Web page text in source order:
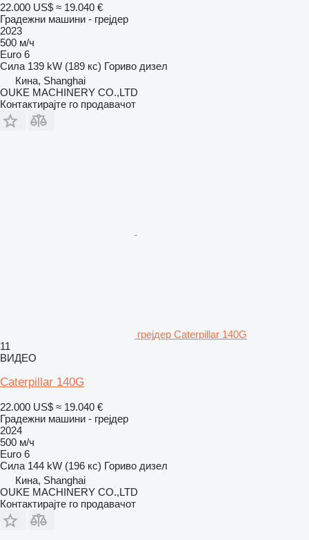
22.000 US$ ≈ 19.040 €
Градежни машини - грејдер
2023
500 м/ч
Euro 6
Сила 139 kW (189 кс) Гориво дизел
Кина, Shanghai
OUKE MACHINERY CO.,LTD
Контактирајте го продавачот
грејдер Caterpillar 140G
11
ВИДЕО
Caterpillar 140G
22.000 US$ ≈ 19.040 €
Градежни машини - грејдер
2024
500 м/ч
Euro 6
Сила 144 kW (196 кс) Гориво дизел
Кина, Shanghai
OUKE MACHINERY CO.,LTD
Контактирајте го продавачот